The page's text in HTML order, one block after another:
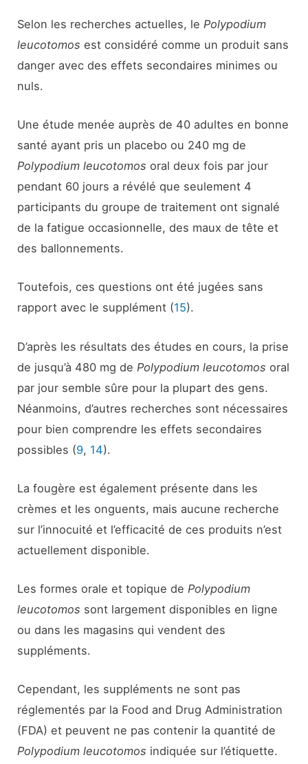
Selon les recherches actuelles, le Polypodium
leucotomos est considéré comme un produit sans
danger avec des effets secondaires minimes ou
nuls.
Une étude menée auprès de 40 adultes en bonne
santé ayant pris un placebo ou 240 mg de
Polypodium leucotomos oral deux fois par jour
pendant 60 jours a révélé que seulement 4
participants du groupe de traitement ont signalé
de la fatigue occasionnelle, des maux de tête et
des ballonnements.
Toutefois, ces questions ont été jugées sans
rapport avec le supplément (15).
D’après les résultats des études en cours, la prise
de jusqu’à 480 mg de Polypodium leucotomosoral
par jour semble sûre pour la plupart des gens.
Néanmoins, d’autres recherches sont nécessaires
pour bien comprendre les effets secondaires
possibles (9, 14).
La fougère est également présente dans les
crèmes et les onguents, mais aucune recherche
sur l’innocuité et l’efficacité de ces produits n’est
actuellement disponible.
Les formes orale et topique dePolypodium
leucotomos sont largement disponibles en ligne
ou dans les magasins qui vendent des
suppléments.
Cependant, les suppléments ne sont pas
réglementés par la Food and Drug Administration
(FDA) et peuvent ne pas contenir la quantité de
Polypodium leucotomos indiquée sur l’étiquette.